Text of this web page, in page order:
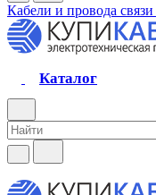
Кабели и провода связи
Каталог